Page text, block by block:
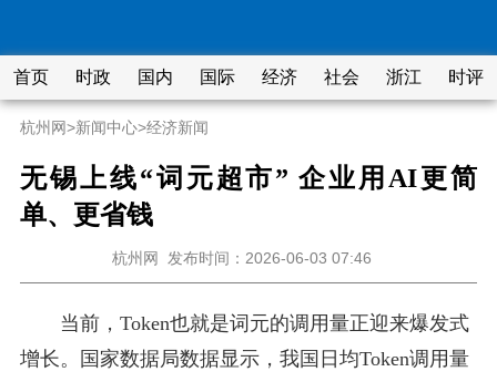
首页 时政 国内 国际 经济 社会 浙江 时评
杭州网>新闻中心>经济新闻
无锡上线“词元超市” 企业用AI更简
单、更省钱
杭州网 发布时间：2026-06-03 07:46
当前，Token也就是词元的调用量正迎来爆发式
增长。国家数据局数据显示，我国日均Token调用量